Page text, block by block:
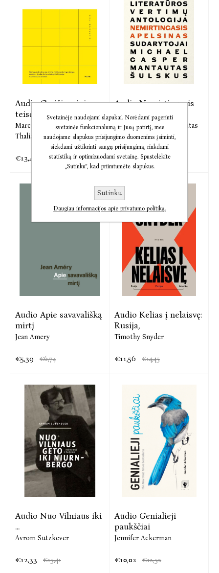
Audio Greičiausiojo
teisė. Kaip
Marco te Broemmelstroet,
Thalia Verkade
€13,49 €16,86
Audio Nemirtingasis
apelsinas.
Michael Casper,
Mantautas
Šulskus
€11,17 €13,97
Audio Apie savavališką
mirtį
Jean Amery
€5,39 €6,74
Audio Kelias į nelaisvę:
Rusija,
Timothy Snyder
€11,56 €14,45
Audio Nuo Vilniaus iki
...
Avrom Sutzkever
€12,33 €15,41
Audio Genialieji
paukščiai
Jennifer Ackerman
€10,02 €12,52
Svetainėje naudojami slapukai. Norėdami pagerinti
svetainės funkcionalumą ir Jūsų patirtį, mes
naudojame slapukus prisijungimo duomenims įsiminti,
siekdami užtikrinti saugų prisijungimą, rinkdami
statistiką ir optimizuodami svetainę. Spustelėkite
„Sutinku“, kad priimtumėte slapukus.
Sutinku
Daugiau informacijos apie privatumo politiką.